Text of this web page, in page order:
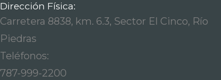
Dirección Física:
Carretera 8838, km. 6.3, Sector El Cinco, Río
Piedras
Teléfonos:
787-999-2200